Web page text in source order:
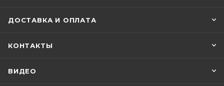
ДОСТАВКА И ОПЛАТА
КОНТАКТЫ
ВИДЕО